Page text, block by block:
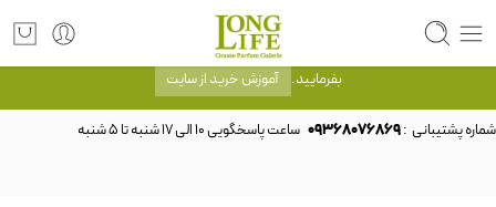
توجه! برند لانگ لایف رایحه های معروف را با شیشه و بسته بندی خود شرکت لانگ لایف
عرضه می کند.که با انتخاب حجم هر ادکلنی می توانید شیشه و بسته بندی را ملاحظه
بفرمایید. آموزش خرید از سایت
شماره پشتیبانی :09368076869